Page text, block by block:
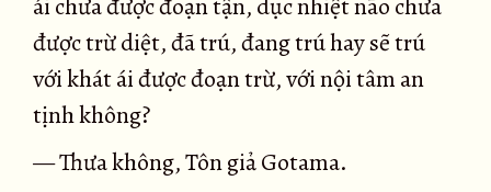
ái chưa được đoạn tận, dục nhiệt não chưa
được trừ diệt, đã trú, đang trú hay sẽ trú
với khát ái được đoạn trừ, với nội tâm an
tịnh không?
— Thưa không, Tôn giả Gotama.